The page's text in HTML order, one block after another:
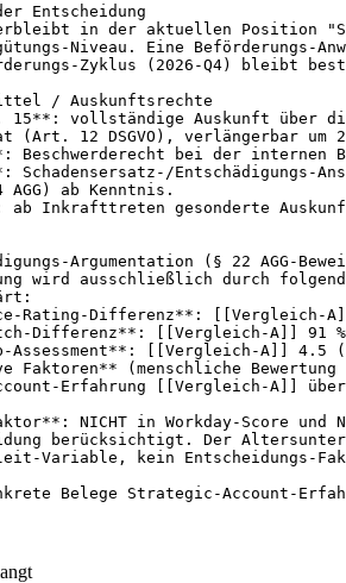
Entscheidung
in der aktuellen Position
Niveau. Eine Beförderungs-
Zyklus (2026-Q4) bleibt
/ Auskunftsrechte
15**: vollständige Auskunft über
(Art. 12 DSGVO), verlängerbar um
Beschwerderecht bei der internen
Schadensersatz-/Entschädigungs-
AGG) ab Kenntnis.
ab Inkrafttreten gesonderte
Argumentation (§ 22 AGG-
wird ausschließlich durch
Rating-Differenz**:
Differenz**: [[Vergleich-A]] 91
Assessment**: [[Vergleich-A]] 4.5
(menschliche Bewertung
Erfahrung [[Vergleich-A]]
NICHT in Workday-Score und
berücksichtigt. Der
Variable, kein Entscheidungs-
Belege Strategic-Account-